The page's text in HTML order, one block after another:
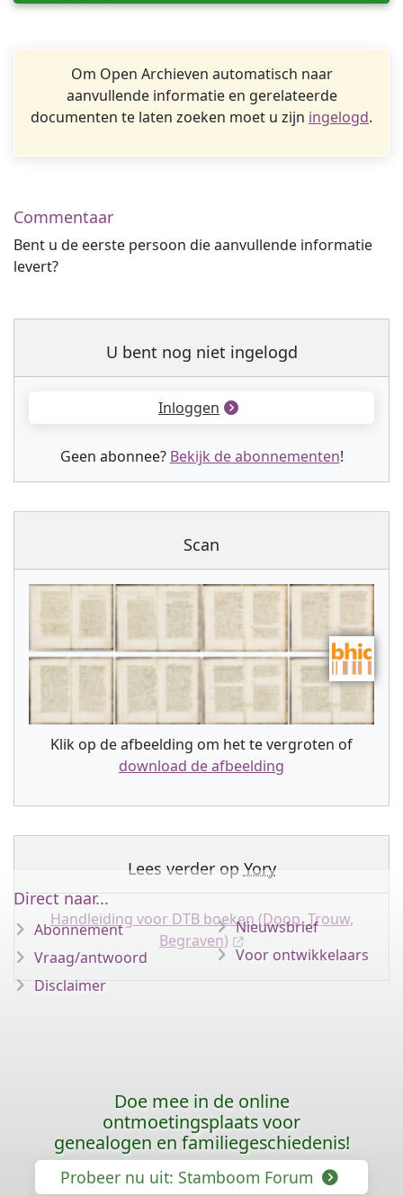
Om Open Archieven automatisch naar
aanvullende informatie en gerelateerde
documenten te laten zoeken moet u zijn ingelogd.
Commentaar
Bent u de eerste persoon die aanvullende informatie
levert?
U bent nog niet ingelogd
Inloggen
Geen abonnee? Bekijk de abonnementen!
Scan
Klik op de afbeelding om het te vergroten of
download de afbeelding
Lees verder op Yory
Handleiding voor DTB boeken (Doop, Trouw,
Begraven)
Direct naar...
Abonnement
Vraag/antwoord
Disclaimer
Nieuwsbrief
Voor ontwikkelaars
Doe mee in de online
ontmoetingsplaats voor
genealogen en familiegeschiedenis!
Probeer nu uit: Stamboom Forum